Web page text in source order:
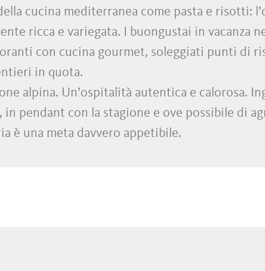
cucina mediterranea come pasta e risotti:
ricca e variegata. I buongustai in vacanza
con cucina gourmet, soleggiati punti di
in quota.
alpina. Un’ospitalità autentica e calorosa.
pendant con la stagione e ove possibile di
è una meta davvero appetibile.